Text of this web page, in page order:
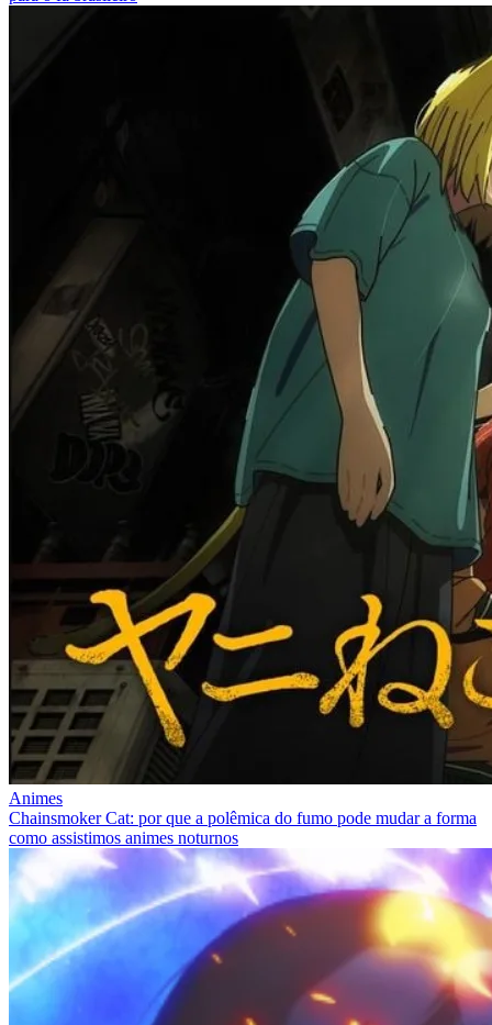
Animes
Chainsmoker Cat: por que a polêmica do fumo pode mudar a forma
como assistimos animes noturnos